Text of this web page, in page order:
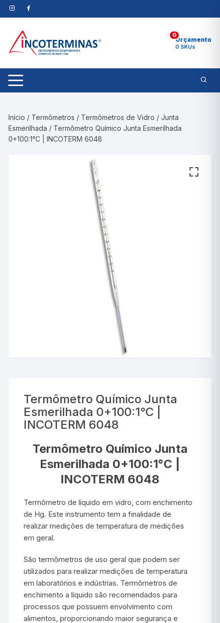
Pular
para
conteúdo
0
Orçamento
0 SKUs
Início / Termômetros / Termômetros de Vidro /Junta
Esmerilhada / Termômetro Químico Junta Esmerilhada
0+100:1°C | INCOTERM 6048
Termômetro Químico Junta
Esmerilhada 0+100:1°C |
INCOTERM 6048
Termômetro Químico Junta
Esmerilhada 0+100:1°C |
INCOTERM 6048
Termômetro de líquido em vidro, com enchimento
de Hg. Este instrumento tem a finalidade de
realizar medições de temperatura de medições
em geral.
São termômetros de uso geral que podem ser
utilizados para realizar medições de temperatura
em laboratórios e indústrias. Termômetros de
enchimento a líquido são recomendados para
processos que possuem envolvimento com
alimentos, proporcionando maior segurança e